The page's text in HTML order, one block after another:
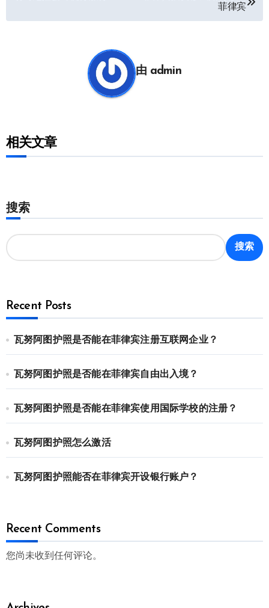
菲律宾
由 admin
相关文章
搜索
搜索
Recent Posts
瓦努阿图护照是否能在菲律宾注册互联网企业？
瓦努阿图护照是否能在菲律宾自由出入境？
瓦努阿图护照是否能在菲律宾使用国际学校的注册？
瓦努阿图护照怎么激活
瓦努阿图护照能否在菲律宾开设银行账户？
Recent Comments
您尚未收到任何评论。